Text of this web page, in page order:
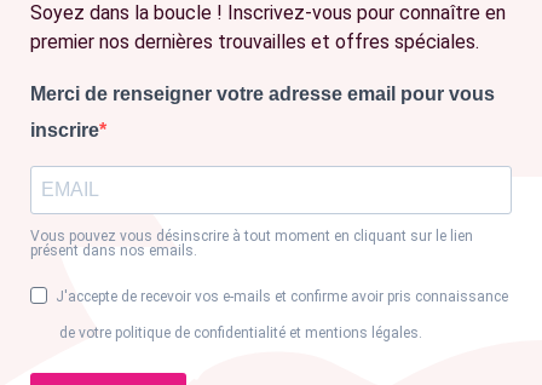
Soyez dans la boucle ! Inscrivez-vous pour connaître en
premier nos dernières trouvailles et offres spéciales.
Merci de renseigner votre adresse email pour vous
inscrire
Vous pouvez vous désinscrire à tout moment en cliquant sur le lien
présent dans nos emails.
J'accepte de recevoir vos e-mails et confirme avoir pris connaissance
de votre politique de confidentialité et mentions légales.